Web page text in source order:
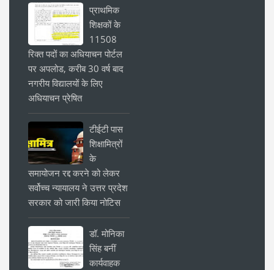
प्राथमिक
शिक्षकों के
11508
रिक्त पदों का अधियाचन पोर्टल
पर अपलोड, करीब 30 वर्ष बाद
नगरीय विद्यालयों के लिए
अधियाचन प्रेषित
टीईटी पास
शिक्षामित्रों
के
समायोजन रद्द करने को लेकर
सर्वोच्च न्यायालय ने उत्तर प्रदेश
सरकार को जारी किया नोटिस
डॉ. मोनिका
सिंह बनीं
कार्यवाहक